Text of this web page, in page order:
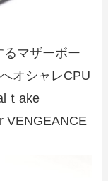
るマザーボー
オシャレCPU
ｔake
VENGEANCE